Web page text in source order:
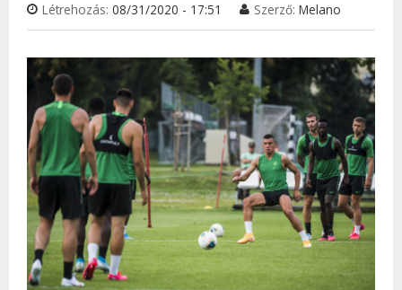
Létrehozás: 08/31/2020 - 17:51 Szerző: Melano